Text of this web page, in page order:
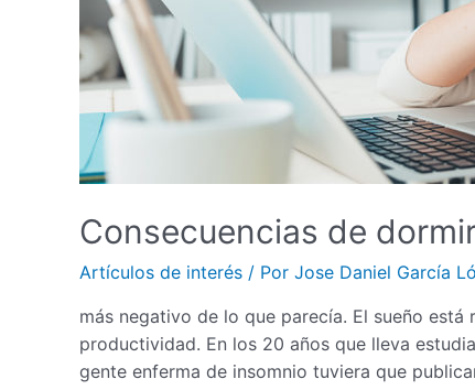
Consecuencias de
Artículos de interés / Por Jose Daniel García
más negativo de lo que parecía. El sueño
productividad. En los 20 años que lleva
gente enferma de insomnio tuviera que